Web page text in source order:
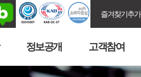
즐겨찾기추가
정보공개 고객참여